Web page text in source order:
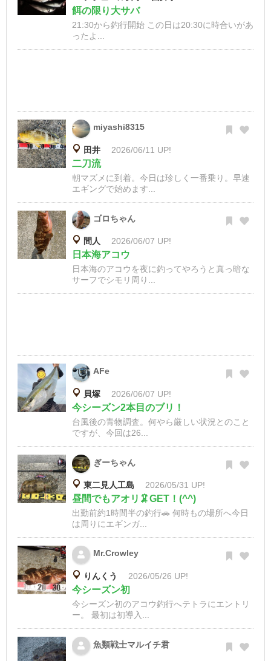
餌の限り大サバ
21:30から釣行開始 この日は20:30に時合いがあ
ったよ...
miyashi8315
田井 2026/06/11 UP!
二刀流
朝マズメに到着。今日は珍しく一番乗り。早速
エギングで始めます...
ゴロちゃん
間人 2026/06/07 UP!
日本海アコウ
日本海のアコウを夜に釣ってやろうと真っ暗な
サーフでシモリ周り...
AFe
貝塚 2026/06/07 UP!
今シーズン2本目のブリ！
台風後の青物調査。何やら厳しい状況とのこと
ですが、今回は26...
ぎーちゃん
東二見人工島 2026/05/31 UP!
昼間でもアオリ🦑GET！(^^)
出勤前約1時間半の釣行🚗 何時もの場所へ今日
は周りにエギンガ...
Mr.Crowley
りんくう 2026/05/26 UP!
今シーズン初
今シーズン初のアコウ釣行へテトラにエントリ
ー。 最初は初導入...
魚類戦士マルイチ君